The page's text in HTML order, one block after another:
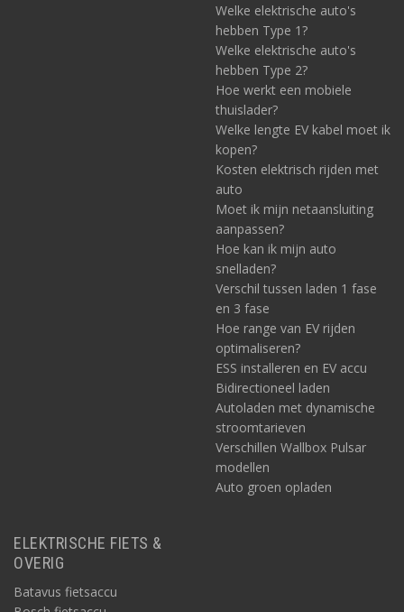
Welke elektrische auto's
hebben Type 1?
Welke elektrische auto's
hebben Type 2?
Hoe werkt een mobiele
thuislader?
Welke lengte EV kabel moet ik
kopen?
Kosten elektrisch rijden met
auto
Moet ik mijn netaansluiting
aanpassen?
Hoe kan ik mijn auto
snelladen?
Verschil tussen laden 1 fase
en 3 fase
Hoe range van EV rijden
optimaliseren?
ESS installeren en EV accu
Bidirectioneel laden
Autoladen met dynamische
stroomtarieven
Verschillen Wallbox Pulsar
modellen
Auto groen opladen
ELEKTRISCHE FIETS &
OVERIG
Batavus fietsaccu